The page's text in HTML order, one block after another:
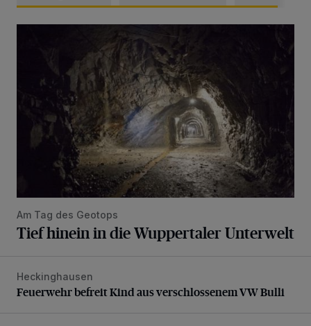
Am Tag des Geotops
Tief hinein in die Wuppertaler Unterwelt
Feuerwehr befreit Kind aus verschlossenem VW Bulli
Heckinghausen
Feuerwehr befreit Kind aus verschlossenem VW Bulli